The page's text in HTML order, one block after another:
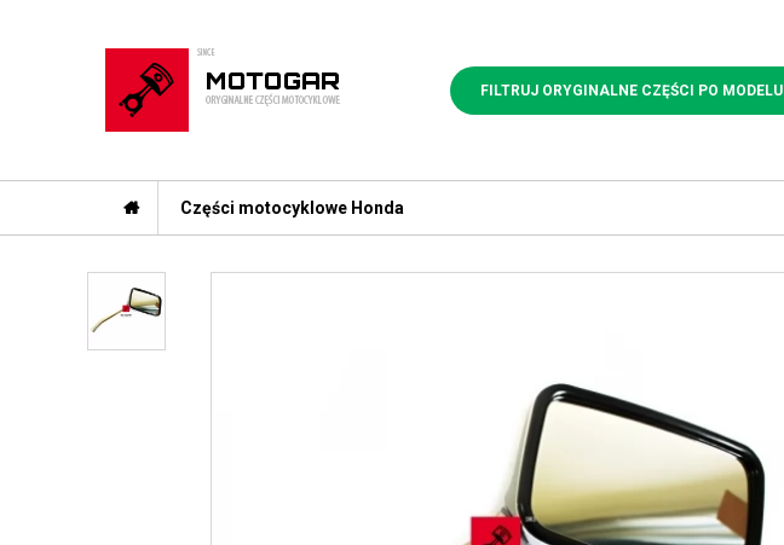
FILTRUJ ORYGINALNE CZĘŚCI PO MODELU
Części motocyklowe Honda